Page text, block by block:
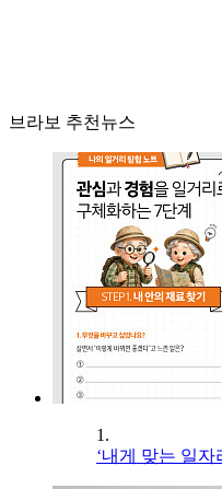
브라보 추천뉴스
1.
‘내게 맞는 일